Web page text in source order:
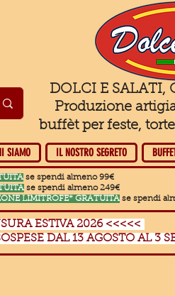
DOLCI E SALATI,
Produzione
buffèt per feste,
SIAMO IL NOSTRO SEGRETO
se spendi almeno 99€
se spendi almeno 249€
LIMITROFE* GRATUITA se spendi
ESTIVA 2026 <<<<<
DAL 13 AGOSTO AL 3